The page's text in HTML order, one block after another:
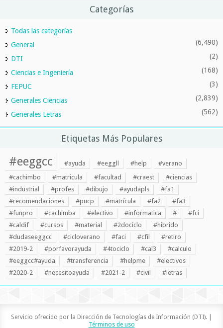
Categorías
Todas las categorías
General
(6,490)
DTI (2)
Ciencias e Ingeniería (168)
FEPUC (3)
Generales Ciencias (2,839)
Generales Letras (562)
Etiquetas Más Populares
#eeggcc #ayuda #eeggll #help
#verano
#cachimbo
#matricula #facultad #craest
#ciencias
#industrial
#profes #dibujo #ayudapls
#fa1
#recomendaciones
#pucp #matrícula #fa2
#fa3
#funpro
#cachimba #electivo #informatica #
#fci
#caldif
#cursos #material #2dociclo
#hibrido
#dudaseeggcc
#cicloverano #faci #cfil
#retiro
#2019-2
#porfavorayuda #4tociclo #cal3
#calculo
#eeggcc#ayuda
#transferencia #helpme
#electivos
#2020-2
#necesitoayuda #2021-2 #civil #letras
Servicio ofrecido por la Dirección de Tecnologías de Información (DTI). |
Términos de uso